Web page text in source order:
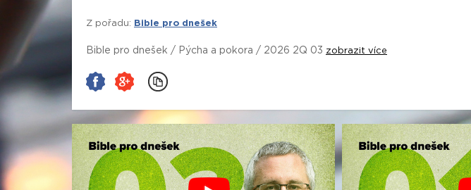
Z pořadu: Bible pro dnešek
Bible pro dnešek / Pýcha a pokora / 2026 2Q 03 zobrazit více